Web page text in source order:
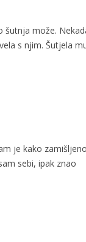
šutnja može.
s njim. Šutjela
je kako
sebi, ipak znao